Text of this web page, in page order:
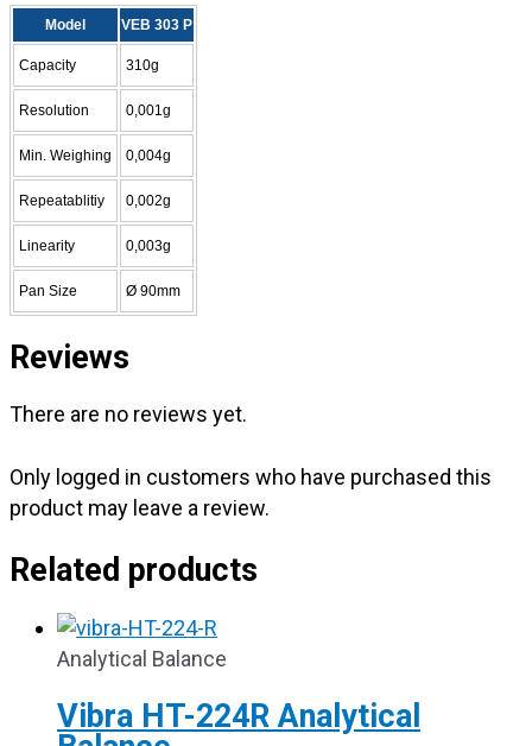
Model VEB 303 P
Capacity 310g
Resolution 0,001g
Min. Weighing 0,004g
Repeatablitiy 0,002g
Linearity 0,003g
Pan Size Ø 90mm
Reviews
There are no reviews yet.
Only logged in customers who have purchased this
product may leave a review.
Related products
Analytical Balance
Vibra HT-224R Analytical